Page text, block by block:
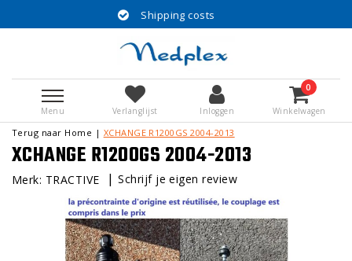
Shipping costs
Menu Verlanglijst Inloggen
0
Winkelwagen
Terug naar Home | XCHANGE R1200GS 2004-2013
XCHANGE R1200GS 2004-2013
Merk: TRACTIVE |Schrijf je eigen review